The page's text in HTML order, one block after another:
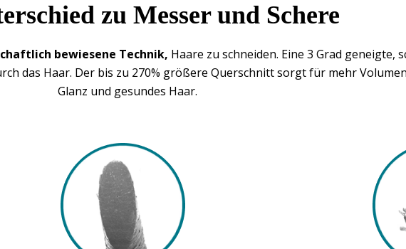
zu Messer und Schere
bewiesene Technik, Haare zu schneiden. Eine 3 Grad geneigte,
das Haar. Der bis zu 270% größere Querschnitt sorgt für mehr
Glanz und gesundes Haar.